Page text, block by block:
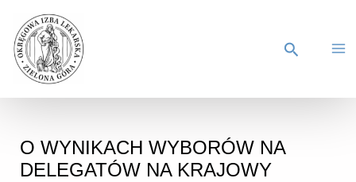
O WYNIKACH WYBORÓW NA
DELEGATÓW NA KRAJOWY